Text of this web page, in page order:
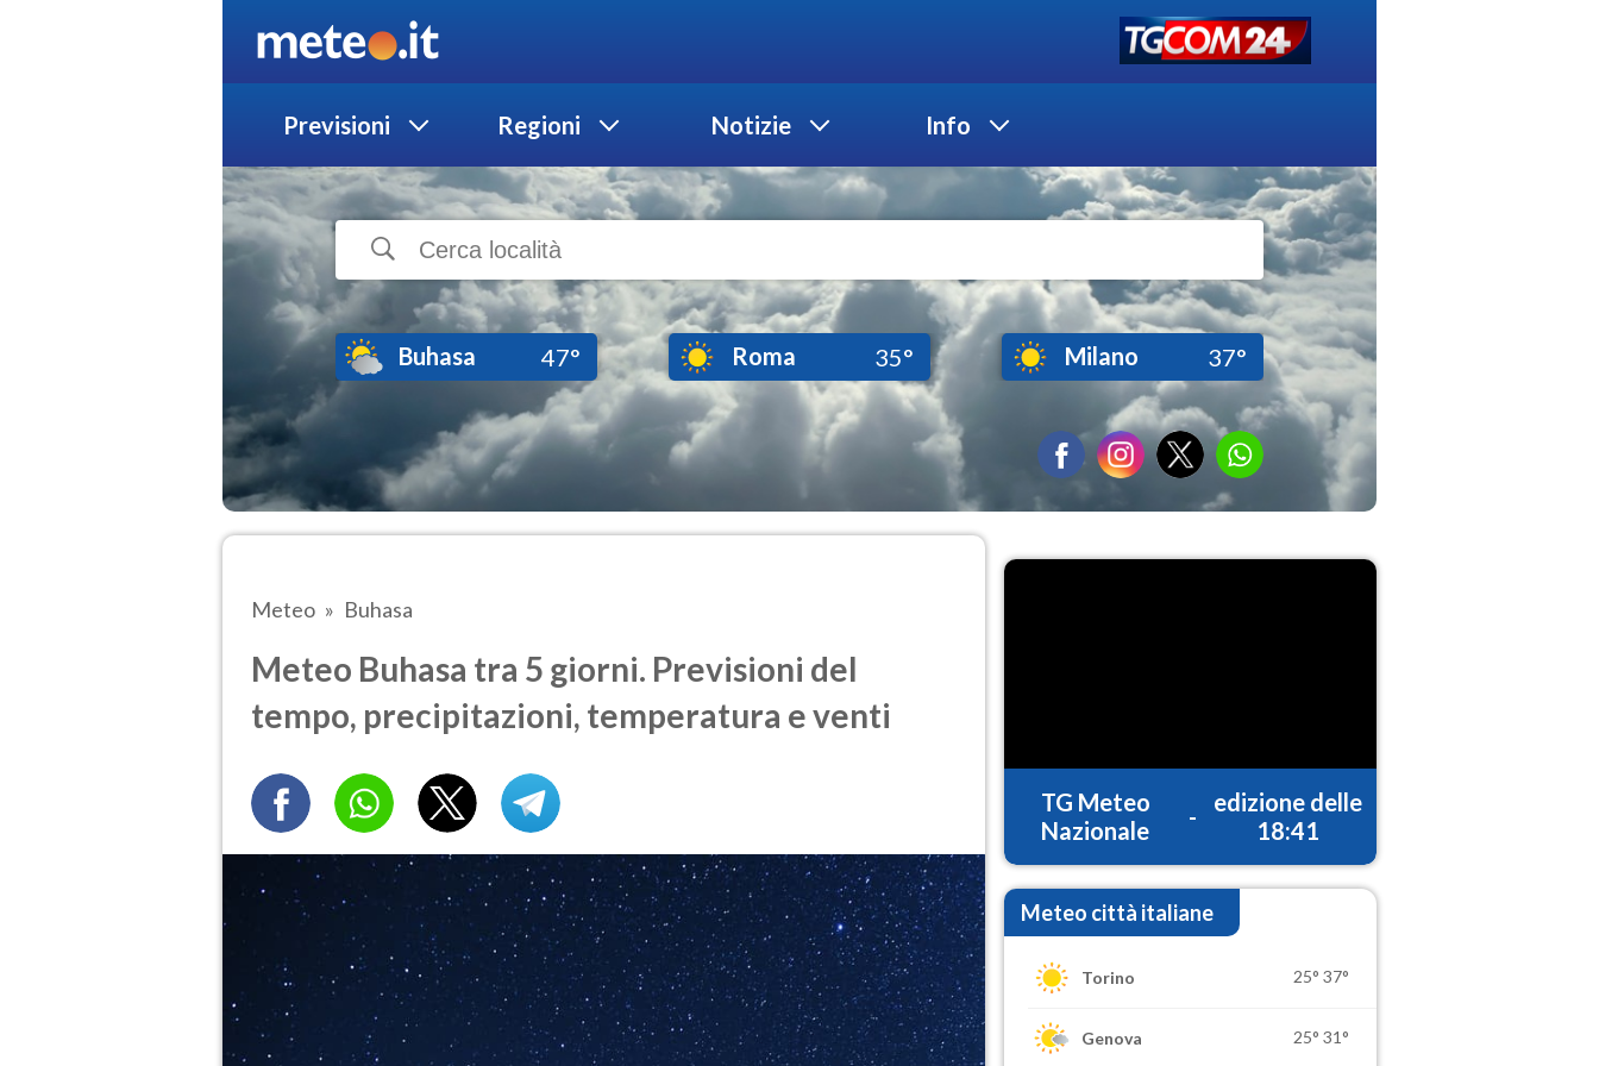
Previsioni Regioni Notizie Info
Buhasa 47° Roma 35° Milano 37°
Meteo Buhasa
Meteo Buhasa tra 5 giorni. Previsioni del
tempo, precipitazioni, temperatura e venti
TG Meteo
Nazionale
-
edizione delle
18:41
Meteo città italiane
Torino 25° 37°
Genova 25° 31°